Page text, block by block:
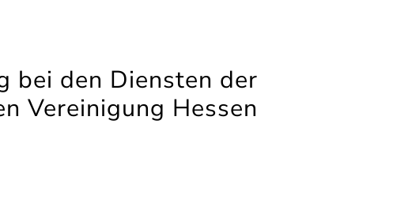
bei den Diensten der
Vereinigung Hessen